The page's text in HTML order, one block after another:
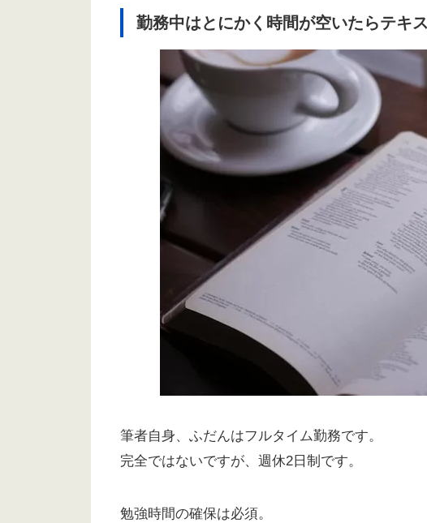
勤務中はとにかく時間が空いたらテキ
筆者自身、ふだんはフルタイム勤務です。
完全ではないですが、週休2日制です。
勉強時間の確保は必須。